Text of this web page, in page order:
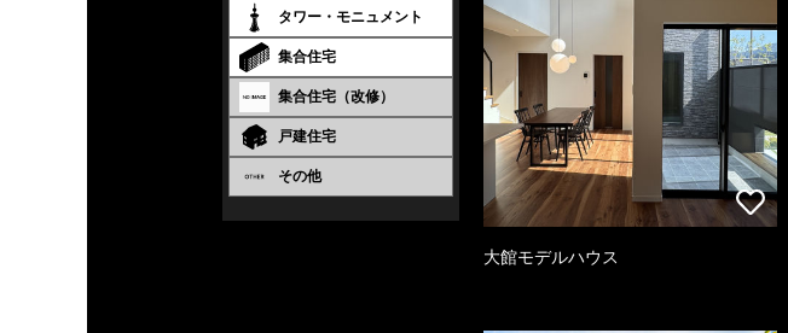
タワー・モニュメント
集合住宅
集合住宅（改修）
戸建住宅
その他
大館モデルハウス